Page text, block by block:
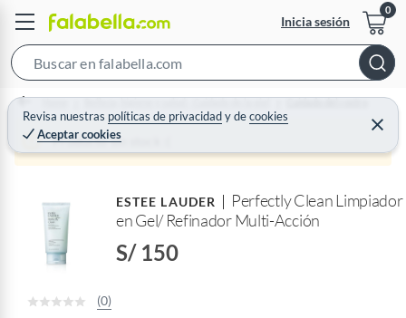
Inicia sesión
e
a
c
B
a
Revisa nuestras políticas de privacidadydecookies
Aceptar cookies
C
e
r
Home Belleza, higiene y salud - Cuidado de la piel Cuidado del rostro
Producto sin stock :(
ESTEE LAUDER
Perfectly Clean Limpiador
en Gel/ Refinador Multi-Acción
S/ 150
(0)